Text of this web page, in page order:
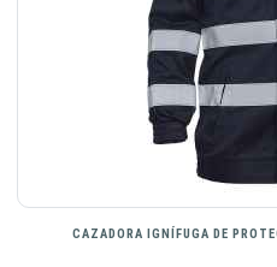
CAZADORA IGNÍFUGA DE